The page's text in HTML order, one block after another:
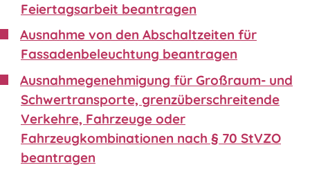
Feiertagsarbeit beantragen
Ausnahme von den Abschaltzeiten für
Fassadenbeleuchtung beantragen
Ausnahmegenehmigung für Großraum- und
Schwertransporte, grenzüberschreitende
Verkehre, Fahrzeuge oder
Fahrzeugkombinationen nach § 70 StVZO
beantragen